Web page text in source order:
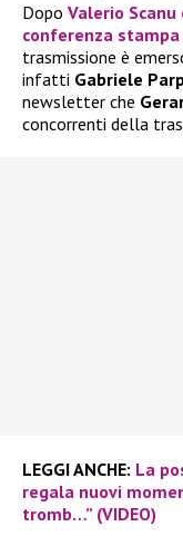
Dopo Valerio Scanu
conferenza stampa
trasmissione è
infatti Gabriele
newsletter che
concorrenti della
LEGGI ANCHE: La
regala nuovi
tromb…” (VIDEO)